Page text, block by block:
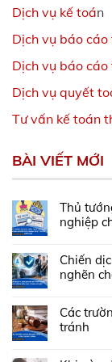
Dịch vụ kế toán
Dịch vụ báo cáo
Dịch vụ báo
Dịch vụ quyết
Tư vấn kế toán
BÀI VIẾT MỚI
Thủ
nghiệp
Chiến
nghẽn
Các
tránh